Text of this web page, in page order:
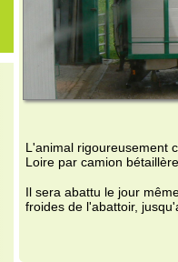
rigoureusement choisi ,
de l'abattoir, jusqu'au début